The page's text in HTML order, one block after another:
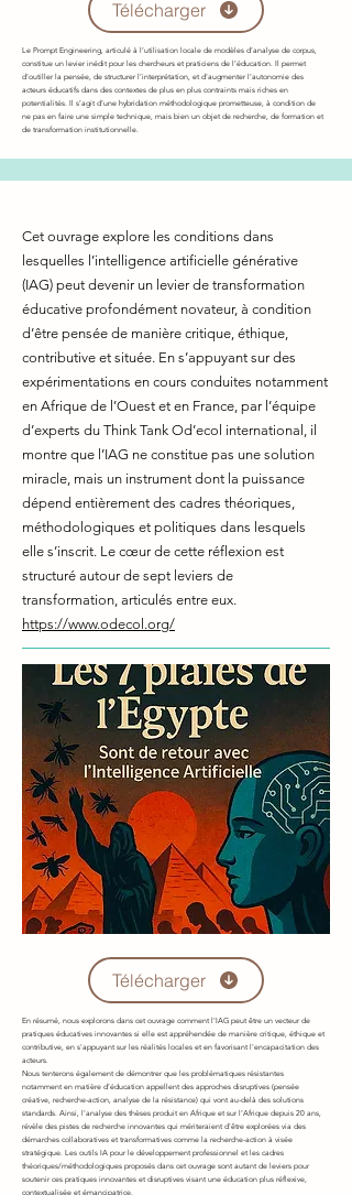
Télécharger
Le Prompt Engineering, articulé à l’utilisation locale de modèles d’analyse de corpus,
constitue un levier inédit pour les chercheurs et praticiens de l’éducation. Il permet
d’outiller la pensée, de structurer l’interprétation, et d’augmenter l’autonomie des
acteurs éducatifs dans des contextes de plus en plus contraints mais riches en
potentialités. Il s’agit d’une hybridation méthodologique prometteuse, à condition de
ne pas en faire une simple technique, mais bien un objet de recherche, de formation et
de transformation institutionnelle.
Cet ouvrage explore les conditions dans
lesquelles l’intelligence artificielle générative
(IAG) peut devenir un levier de transformation
éducative profondément novateur, à condition
d’être pensée de manière critique, éthique,
contributive et située. En s’appuyant sur des
expérimentations en cours conduites notamment
en Afrique de l’Ouest et en France, par l’équipe
d’experts du Think Tank Od’ecol international, il
montre que l’IAG ne constitue pas une solution
miracle, mais un instrument dont la puissance
dépend entièrement des cadres théoriques,
méthodologiques et politiques dans lesquels
elle s’inscrit. Le cœur de cette réflexion est
structuré autour de sept leviers de
transformation, articulés entre eux.
https://www.odecol.org/
Télécharger
En résumé, nous explorons dans cet ouvrage comment l'IAG peut être un vecteur de
pratiques éducatives innovantes si elle est appréhendée de manière critique, éthique et
contributive, en s'appuyant sur les réalités locales et en favorisant l'encapacitation des
acteurs.
Nous tenterons également de démontrer que les problématiques résistantes
notamment en matière d’éducation appellent des approches disruptives (pensée
créative, recherche-action, analyse de la résistance) qui vont au-delà des solutions
standards. Ainsi, l'analyse des thèses produit en Afrique et sur l’Afrique depuis 20 ans,
révèle des pistes de recherche innovantes qui mériteraient d'être explorées via des
démarches collaboratives et transformatives comme la recherche-action à visée
stratégique. Les outils IA pour le développement professionnel et les cadres
théoriques/méthodologiques proposés dans cet ouvrage sont autant de leviers pour
soutenir ces pratiques innovantes et disruptives visant une éducation plus réflexive,
contextualisée et émancipatrice.